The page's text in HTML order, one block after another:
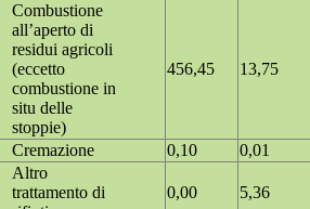
Combustione
all’aperto di
residui agricoli
(eccetto
combustione in
situ delle
stoppie)
456,45 13,75
Cremazione 0,10
0,01
Altro
trattamento di
0,00 5,36